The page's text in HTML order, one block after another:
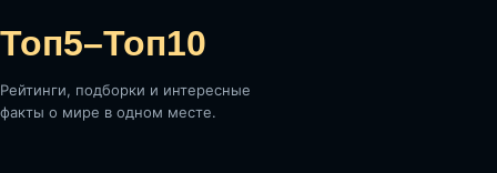
Топ5–Топ10
Рейтинги, подборки и интересные
факты о мире в одном месте.